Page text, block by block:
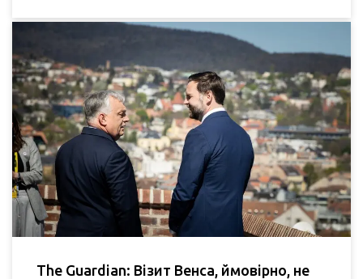
The Guardian: Візит Венса, ймовірно, не